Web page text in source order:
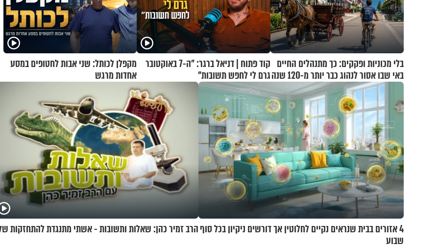
בלי מכוניות ופקקים: כך מתנהלים החיים
באי שבו אסור לנהוג כבר יותר מ-120 שנה
קוד פתוח | דניאל ברגר: "ה-7 באוקטובר
גרם לי לחפש תשובות"
מקפלן לכותל: שני אבות לחטופים במסע
אחדות מרגש
4 אזורים בבית שנראים נקיים לחלוטין אך דורשים ניקיון בכל סוף
שבוע
הרב זמיר כהן: שאלות ותשובות - אשתי מתנגדת להתחזקות